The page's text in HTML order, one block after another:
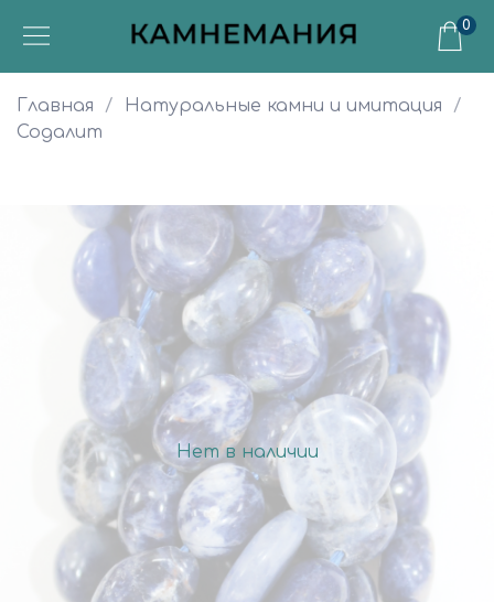
0
Главная
Натуральные камни и имитация
Содалит
Нет в наличии